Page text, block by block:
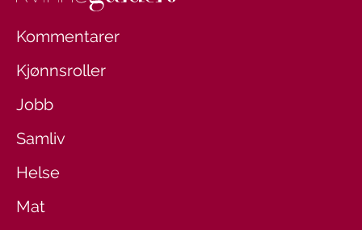
Kommentarer
Kjønnsroller
Jobb
Samliv
Helse
Mat